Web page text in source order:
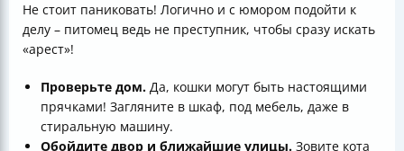
Не стоит паниковать! Логично и с юмором подойти к
делу – питомец ведь не преступник, чтобы сразу искать
«арест»!
Проверьте дом. Да, кошки могут быть настоящими
прячками! Загляните в шкаф, под мебель, даже в
стиральную машину.
Обойдите двор и ближайшие улицы. Зовите кота